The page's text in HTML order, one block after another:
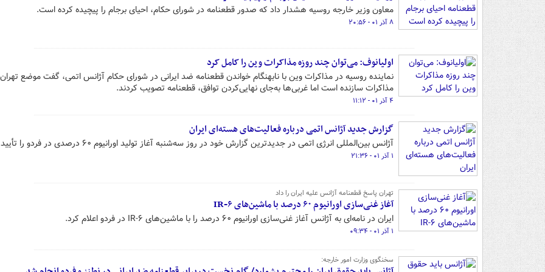
معاون وزیر خارجه روسیه هشدار داد که صدور قطعنامه در شورای حکام، احیای برجام را پیچیده کرده است.
۸ آذر ۰۱ - ۲۰:۵۶
اولیانوف: می‌توان چند روزه مذاکرات وین را کامل کرد
نماینده روسیه در مذاکرات وین با نابهنگام خواندن قطعنامه ضد ایرانی در شورای حکام آژانس اتمی، گفت موضع
مذاکرات سازنده است اما غربی‌ها به‌جای نهایی‌کردن توافق، قطعنامه تصویب کردند.
۴ آذر ۰۱ - ۱۱:۱۲
گزارش جدید آژانس اتمی درباره فعالیت‌های هسته‌ای ایران
آژانس بین‌المللی انرژی اتمی در جدیدترین گزارش خود در روز سه‌شنبه آغاز تولید اورانیوم ۶۰ درصدی در فردو را تأیید کرد.
۱ آذر ۰۱ - ۲۱:۳۶
تهران پاسخ قطعنامه آژانس علیه ایران را داد
آغاز غنی‌سازی اورانیوم ۶۰ درصد با ماشین‌های IR-۶
ایران در نامه‌ای به آژانس آغاز غنی‌سازی اورانیوم ۶۰ درصد را با ماشین‌های IR-۶ در فردو اعلام کرد.
۱ آذر ۰۱ - ۰۹:۳۴
سخنگوی وزارت امور خارجه: